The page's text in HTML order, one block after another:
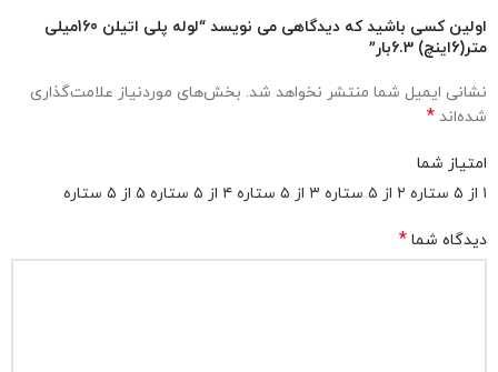
اولین کسی باشید که دیدگاهی می نویسد “لوله پلی اتیلن 160میلی
متر(6اینچ) 6.3بار”
نشانی ایمیل شما منتشر نخواهد شد. بخش‌های موردنیاز علامت‌گذاری
شده‌اند *
امتیاز شما
۱ از ۵ ستاره
۲ از ۵ ستاره ۳ از ۵ ستاره ۴ از ۵ ستاره ۵ از ۵ ستاره
دیدگاه شما *